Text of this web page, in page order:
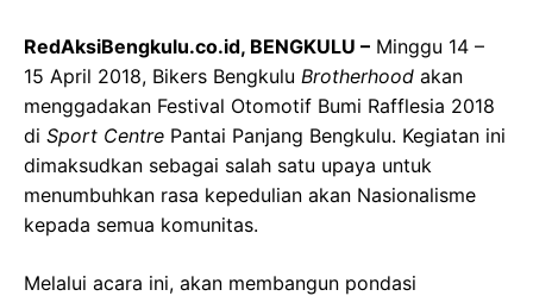
RedAksiBengkulu.co.id, BENGKULU – Minggu 14 –
15 April 2018, Bikers Bengkulu Brotherhood akan
menggadakan Festival Otomotif Bumi Rafflesia 2018
di Sport Centre Pantai Panjang Bengkulu. Kegiatan ini
dimaksudkan sebagai salah satu upaya untuk
menumbuhkan rasa kepedulian akan Nasionalisme
kepada semua komunitas.
Melalui acara ini, akan membangun pondasi